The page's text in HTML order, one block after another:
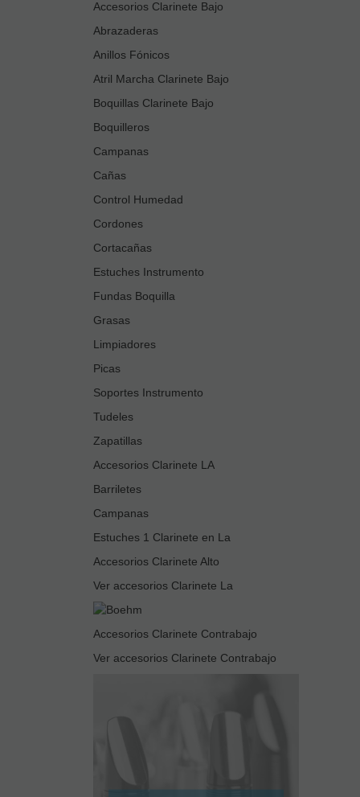
Accesorios Clarinete Bajo
Abrazaderas
Anillos Fónicos
Atril Marcha Clarinete Bajo
Boquillas Clarinete Bajo
Boquilleros
Campanas
Cañas
Control Humedad
Cordones
Cortacañas
Estuches Instrumento
Fundas Boquilla
Grasas
Limpiadores
Picas
Soportes Instrumento
Tudeles
Zapatillas
Accesorios Clarinete LA
Barriletes
Campanas
Estuches 1 Clarinete en La
Accesorios Clarinete Alto
Ver accesorios Clarinete La
Accesorios Clarinete Contrabajo
Ver accesorios Clarinete Contrabajo